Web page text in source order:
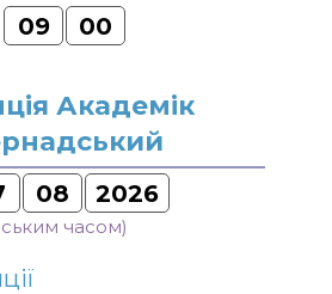
09 00
Академік
08 2026
часом)